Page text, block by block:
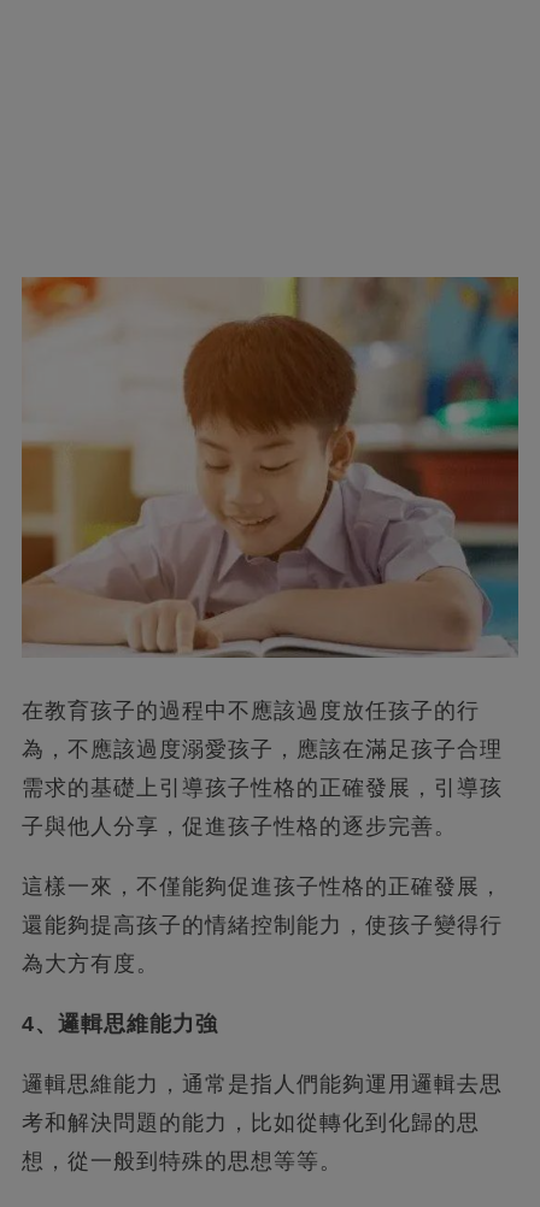
在教育孩子的過程中不應該過度放任孩子的行
為，不應該過度溺愛孩子，應該在滿足孩子合理
需求的基礎上引導孩子性格的正確發展，引導孩
子與他人分享，促進孩子性格的逐步完善。
這樣一來，不僅能夠促進孩子性格的正確發展，
還能夠提高孩子的情緒控制能力，使孩子變得行
為大方有度。
4、邏輯思維能力強
邏輯思維能力，通常是指人們能夠運用邏輯去思
考和解決問題的能力，比如從轉化到化歸的思
想，從一般到特殊的思想等等。